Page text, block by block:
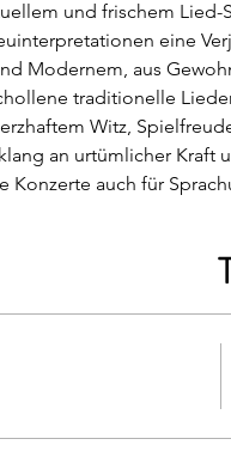
und frischem
eine
Modernem, aus
traditionelle
Witz,
an urtümlicher
Konzerte auch für